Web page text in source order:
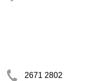
2671 2802